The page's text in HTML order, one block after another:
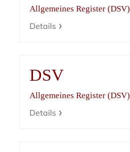
Allgemeines Register (DSV)
Details
DSV
Allgemeines Register (DSV)
Details